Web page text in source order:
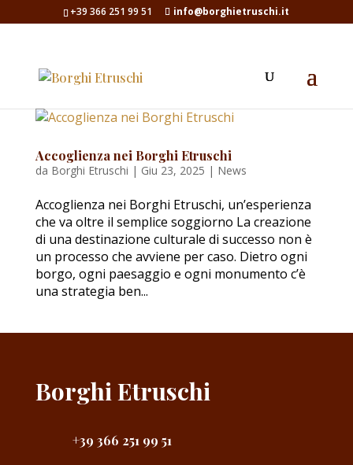
+39 366 251 99 51 info@borghietruschi.it
Accoglienza nei Borghi Etruschi
da Borghi Etruschi | Giu 23, 2025 | News
Accoglienza nei Borghi Etruschi, un’esperienza
che va oltre il semplice soggiorno La creazione
di una destinazione culturale di successo non è
un processo che avviene per caso. Dietro ogni
borgo, ogni paesaggio e ogni monumento c’è
una strategia ben...
Borghi Etruschi
+39 366 251 99 51